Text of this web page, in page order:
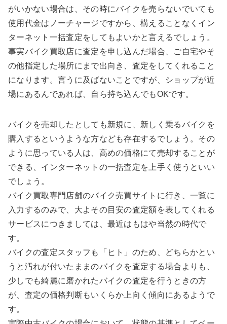
がいかない場合は、その時にバイクを売らないでいても
使用代金はノーチャージですから、構えることなくイン
ターネット一括査定をしてもよいかと言えるでしょう。
事実バイク買取店に査定を申し込んだ場合、ご自宅やそ
の他指定した場所にまで出向き、査定をしてくれること
になります。言うに及ばないことですが、ショップが近
場にあるんであれば、自ら持ち込んでもOKです。
バイクを売却したとしても新規に、新しく乗るバイクを
購入するというような方なども存在するでしょう。その
ように思っている人は、高めの価格にて売却することが
できる、インターネットの一括査定を上手く使うといい
でしょう。
バイク買取専門店舗のバイク売買サイトに行き、一覧に
入力するのみで、大よその目安の査定額を表してくれる
サービスにつきましては、最近はもはや当然の時代で
す。
バイクの査定スタッフも「ヒト」のため、どちらかとい
うと汚れが付いたままのバイクを査定する場合よりも、
少しでも綺麗に磨かれたバイクの査定を行うときの方
が、査定の価格判断もいくらか上向く傾向にあるようで
す。